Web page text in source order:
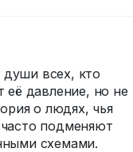
души всех, кто
её давление, но не
о людях, чья
подменяют
схемами.